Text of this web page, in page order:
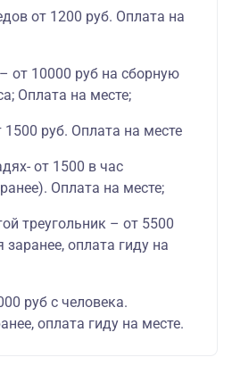
от 1200 руб. Оплата на
от 10000 руб на сборную
Оплата на месте;
руб. Оплата на месте
от 1500 в час
Оплата на месте;
треугольник – от 5500
заранее, оплата гиду на
руб с человека.
оплата гиду на месте.